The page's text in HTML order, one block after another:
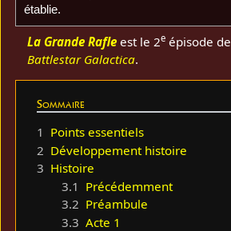
établie.
La Grande Rafle est le 2e épisode de
Battlestar Galactica.
Sommaire
1 Points essentiels
2 Développement histoire
3 Histoire
3.1 Précédemment
3.2 Préambule
3.3 Acte 1